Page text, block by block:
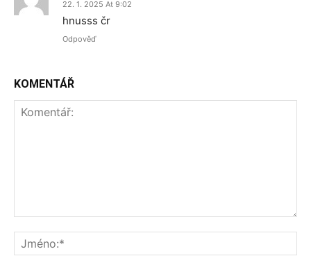
22. 1. 2025 At 9:02
hnusss čr
Odpověď
KOMENTÁŘ